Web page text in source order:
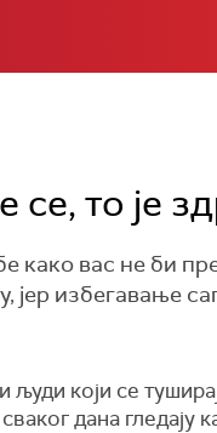
се, то је
како вас не би
јер избегавање
који се
дана гледају